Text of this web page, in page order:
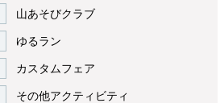
山あそびクラブ
ゆるラン
カスタムフェア
その他アクティビティ